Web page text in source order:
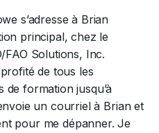
s’adresse à Brian
principal, chez le
FAO Solutions, Inc.
de tous les
de formation jusqu’à
un courriel à Brian et
pour me dépanner. Je